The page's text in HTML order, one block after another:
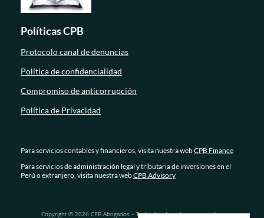
Políticas CPB
Protocolo canal de denuncias
Política de confidencialidad
Compromiso de anticorrupción
Política de Privacidad
Para servicios contables y financieros, visita nuestra webCPB Finance
Para servicios de administración legal y tributaria de inversiones en el
Perú o extranjero, visita nuestra webCPB Advisory
Copyright © 2026 CPB Abogados – Todos los derechos reservados.